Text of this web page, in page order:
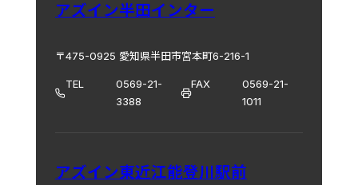
アズイン半田インター
〒475-0925 愛知県半田市宮本町6-216-1
TEL
0569-21-
3388
FAX
0569-21-
1011
アズイン東近江能登川駅前